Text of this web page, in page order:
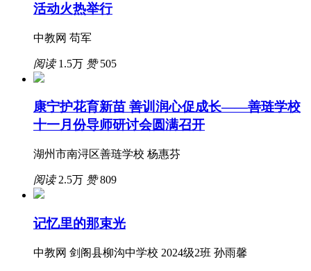
活动火热举行
中教网 苟军
阅读1.5万 赞505
康宁护花育新苗 善训润心促成长——善琏学校
十一月份导师研讨会圆满召开
湖州市南浔区善琏学校 杨惠芬
阅读2.5万 赞809
记忆里的那束光
中教网 剑阁县柳沟中学校 2024级2班 孙雨馨